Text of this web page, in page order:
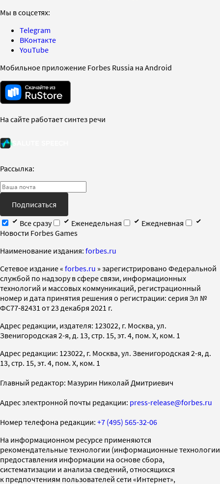
Мы в соцсетях:
Telegram
ВКонтакте
YouTube
Мобильное приложение Forbes Russia на Android
На сайте работает синтез речи
Рассылка:
Подписаться
Все сразу
Еженедельная
Ежедневная
Новости Forbes Games
Наименование издания: forbes.ru
Cетевое издание « forbes.ru » зарегистрировано Федеральной
службой по надзору в сфере связи, информационных
технологий и массовых коммуникаций, регистрационный
номер и дата принятия решения о регистрации: серия Эл №
ФС77-82431 от 23 декабря 2021 г.
Адрес редакции, издателя: 123022, г. Москва, ул.
Звенигородская 2-я, д. 13, стр. 15, эт. 4, пом. X, ком. 1
Адрес редакции: 123022, г. Москва, ул. Звенигородская 2-я, д.
13, стр. 15, эт. 4, пом. X, ком. 1
Главный редактор: Мазурин Николай Дмитриевич
Адрес электронной почты редакции: press-release@forbes.ru
Номер телефона редакции: +7 (495) 565-32-06
На информационном ресурсе применяются
рекомендательные технологии (информационные технологии
предоставления информации на основе сбора,
систематизации и анализа сведений, относящихся
к предпочтениям пользователей сети «Интернет»,